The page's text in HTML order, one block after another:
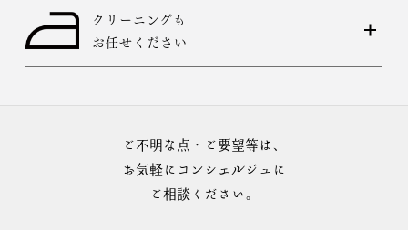
クリーニングも
お任せください
ご不明な点・ご要望等は、
お気軽にコンシェルジュに
ご相談ください。